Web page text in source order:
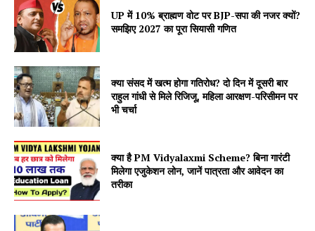
UP में 10% ब्राह्मण वोट पर BJP-सपा की नजर क्यों?
समझिए 2027 का पूरा सियासी गणित
क्या संसद में खत्म होगा गतिरोध? दो दिन में दूसरी बार
राहुल गांधी से मिले रिजिजू, महिला आरक्षण-परिसीमन पर
भी चर्चा
क्या है PM Vidyalaxmi Scheme? बिना गारंटी
मिलेगा एजुकेशन लोन, जानें पात्रता और आवेदन का
तरीका